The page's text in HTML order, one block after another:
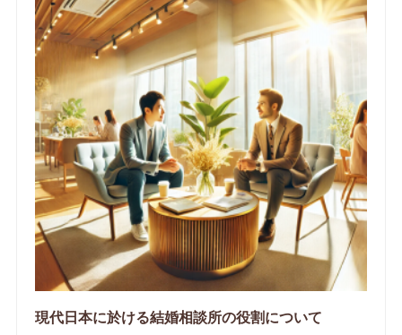
現代日本に於ける結婚相談所の役割について